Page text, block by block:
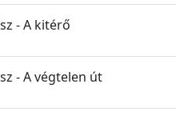
- A kitérő
- A végtelen út